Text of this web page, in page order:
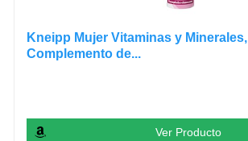
Kneipp Mujer Vitaminas y Minerales,
Complemento de...
Ver Producto